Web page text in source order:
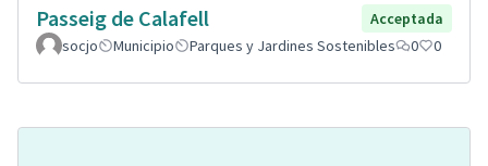
Passeig de Calafell
Acceptada
socjo
Municipio Parques y Jardines Sostenibles 0 0